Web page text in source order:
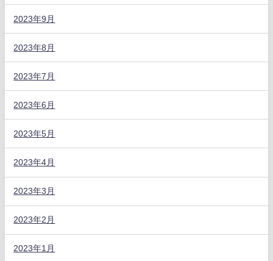
2023年9月
2023年8月
2023年7月
2023年6月
2023年5月
2023年4月
2023年3月
2023年2月
2023年1月